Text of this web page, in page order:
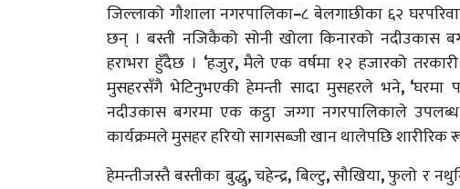
जिल्लाको गौशाला नगरपालिका–८ बेलगाछीका ६२
छन् । बस्ती नजिकैको सोनी खोला किनारको नदीउकास
हराभरा हुँदैछ । ‘हजुर, मैले एक वर्षमा १२ हजारको
मुसहरसँगै भेटिनुभएकी हेमन्ती सादा मुसहरले भने, ‘घरमा
नदीउकास बगरमा एक कट्ठा जग्गा नगरपालिकाले
कार्यक्रमले मुसहर हरियो सागसब्जी खान थालेपछि शारीरिक
हेमन्तीजस्तै बस्तीका बुद्धु,चहेन्द्र,बिल्टु,सौखिया,फुलो र